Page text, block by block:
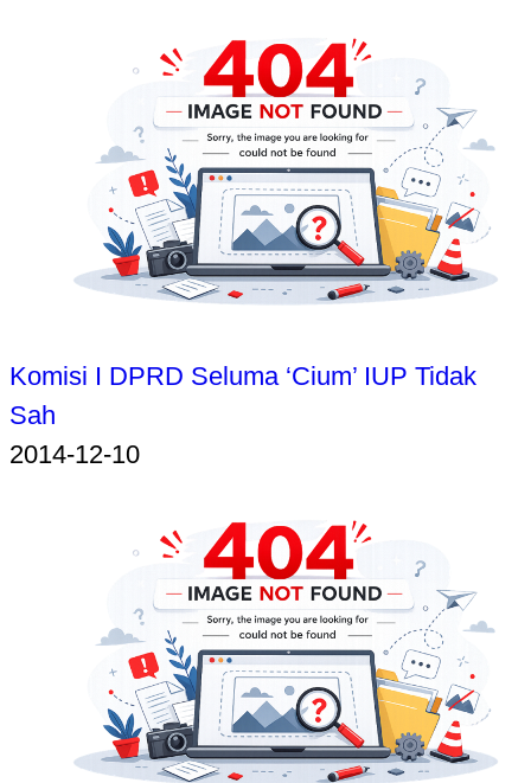
Komisi I DPRD Seluma ‘Cium’ IUP Tidak
Sah
2014-12-10